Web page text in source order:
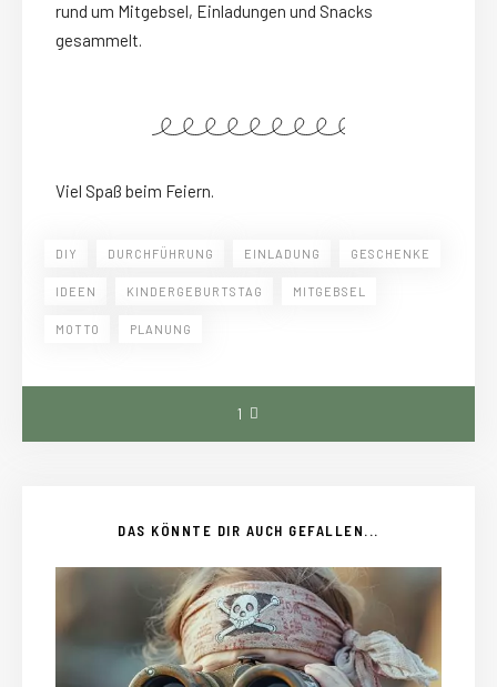
rund um Mitgebsel, Einladungen und Snacks
gesammelt.
Viel Spaß beim Feiern.
DIY DURCHFÜHRUNG EINLADUNG GESCHENKE
IDEEN KINDERGEBURTSTAG MITGEBSEL
MOTTO PLANUNG
1
DAS KÖNNTE DIR AUCH GEFALLEN...